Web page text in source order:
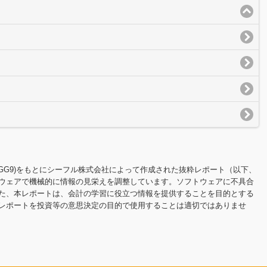
をもとにシーフル株式会社によって作成された抜粋レポート（以下、
アで機械的に情報の見栄えを調整しています。ソフトウェアに不具合
本レポートは、会計の学習に役立つ情報を提供することを目的とする
ートを投資等の意思決定の目的で使用することは適切ではありませ